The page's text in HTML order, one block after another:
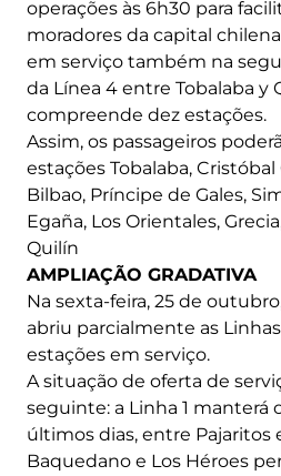
operações às 6h30 para
moradores da capital
em serviço também na
da Línea 4 entre Tobalaba y
compreende dez estações.
Assim, os passageiros
estações Tobalaba,
Bilbao, Príncipe de Gales,
Egaña, Los Orientales,
Quilín
AMPLIAÇÃO GRADATIVA
Na sexta-feira, 25 de
abriu parcialmente as
estações em serviço.
A situação de oferta de
seguinte: a Linha 1 manterá
últimos dias, entre Pajaritos
Baquedano e Los Héroes